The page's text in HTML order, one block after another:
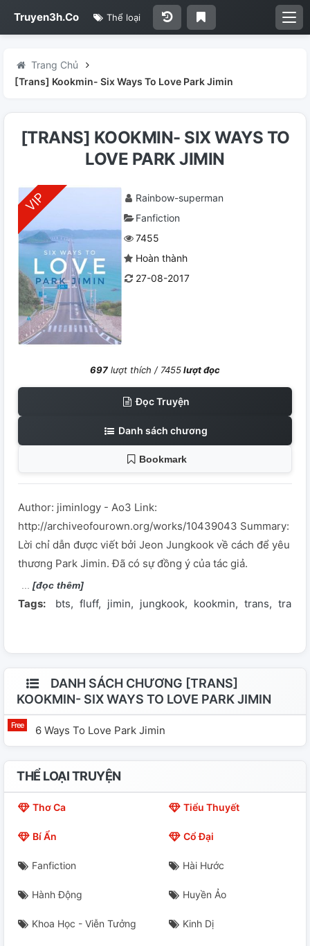
Truyen3h.Co Thể loại
Trang Chủ
[Trans] Kookmin- Six Ways To Love Park Jimin
[TRANS] KOOKMIN- SIX WAYS TO
LOVE PARK JIMIN
Rainbow-superman
Fanfiction
7455
Hoàn thành
27-08-2017
697 lượt thích / 7455lượt đọc
Đọc Truyện
Danh sách chương
Bookmark
Author: jiminlogy - Ao3 Link:
http://archiveofourown.org/works/10439043 Summary:
Lời chỉ dẫn được viết bởi Jeon Jungkook về cách để yêu
thương Park Jimin. Đã có sự đồng ý của tác giả.
[đọc thêm]
Tags: bts fluff jimin jungkook kookmin trans
DANH SÁCH CHƯƠNG [TRANS]
KOOKMIN- SIX WAYS TO LOVE PARK JIMIN
6 Ways To Love Park Jimin
THỂ LOẠI TRUYỆN
Thơ Ca Tiểu Thuyết
Bí Ẩn Cổ Đại
Fanfiction Hài Hước
Hành Động Huyền Ảo
Khoa Học - Viễn Tưởng Kinh Dị